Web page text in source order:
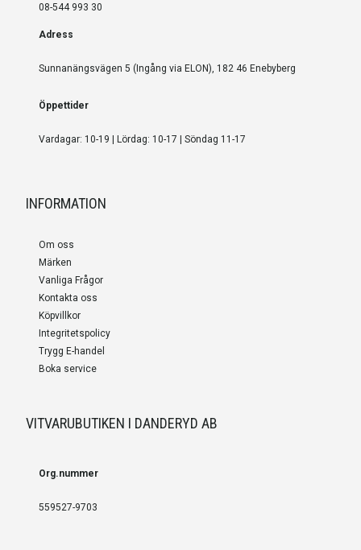
08-544 993 30
Adress
Sunnanängsvägen 5 (Ingång via ELON), 182 46 Enebyberg
Öppettider
Vardagar: 10-19 | Lördag: 10-17 | Söndag 11-17
INFORMATION
Om oss
Märken
Vanliga Frågor
Kontakta oss
Köpvillkor
Integritetspolicy
Trygg E-handel
Boka service
VITVARUBUTIKEN I DANDERYD AB
Org.nummer
559527-9703